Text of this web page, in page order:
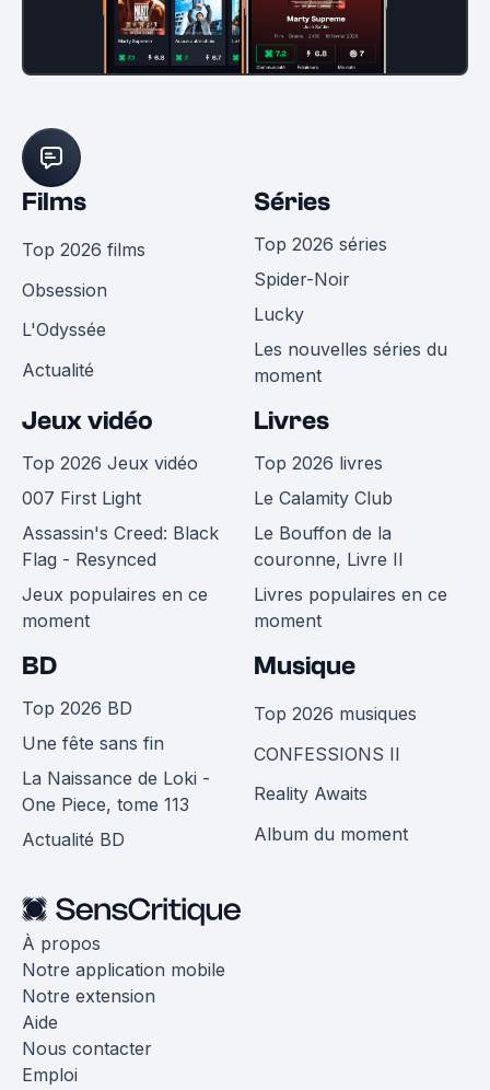
Films
Top 2026 films
Obsession
L'Odyssée
Actualité
Séries
Top 2026 séries
Spider-Noir
Lucky
Les nouvelles séries du
moment
Jeux vidéo
Top 2026 Jeux vidéo
007 First Light
Assassin's Creed: Black
Flag - Resynced
Jeux populaires en ce
moment
Livres
Top 2026 livres
Le Calamity Club
Le Bouffon de la
couronne, Livre II
Livres populaires en ce
moment
BD
Top 2026 BD
Une fête sans fin
La Naissance de Loki -
One Piece, tome 113
Actualité BD
Musique
Top 2026 musiques
CONFESSIONS II
Reality Awaits
Album du moment
À propos
Notre application mobile
Notre extension
Aide
Nous contacter
Emploi